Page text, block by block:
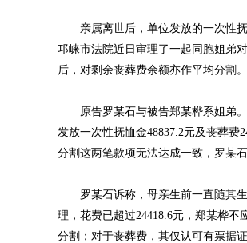
亲属离世后，单位发放的一次性抚
邛崃市法院近日审理了一起同胞姐弟
后，对剩余丧葬费余额亦作平均分割。
原告罗某石与被告郑某桦系姐弟。
发放一次性抚恤金48837.2元及丧葬
分割这两笔款项无法达成一致，罗某
罗某石诉称，母亲生前一直随其生
理，花费已超过24418.6元，郑某桦
分割；对于丧葬费，其仅认可有票据